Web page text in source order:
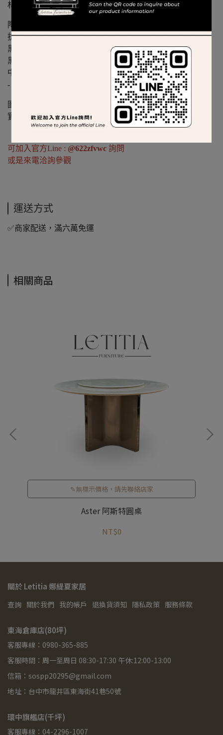
材質
陶板桌面
抗高溫、耐刮磨
黑砂碳素鋼
黑砂噴鐵烤漆
中柱採用軸承式旋轉
-
圖片皆為實際品項拍攝
實際顏色以現場為主
可加入官方Line : @622zfvwc 詢問
或是來電洽詢參觀
運送方式
✅商家配送，滿六萬免運
相關商品
✎無標示價格，請先聯絡店家
Aster 阿斯特圓桌
NT$0
關於 Letitia 娜緹夏家居
查詢 關於我們 我的帳戶 退換貨須知 隱私政策 服務條款
東海倉庫店(80坪)
客服專線：0980-365-885
客服時間：周一至周日 08:30-17:30 午休:12:00-13:00
信箱：sospp20295@gmail.com
地址：台中市龍井區東海街41巷50號
環中旗艦店(千坪)
客服專線：04-2296-1007